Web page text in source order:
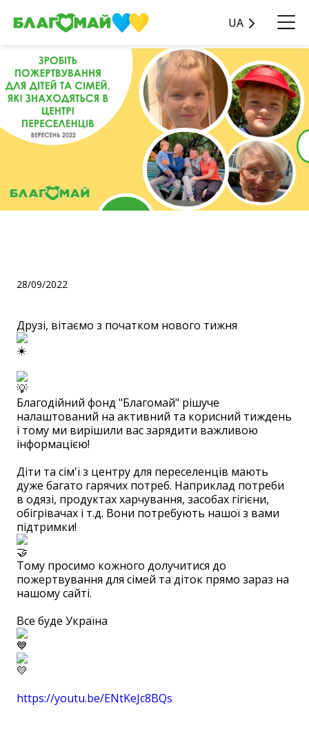
UA
28/09/2022
Друзі, вітаємо з початком нового тижня
Благодійний фонд "Благомай" рішуче
налаштований на активний та корисний тиждень
і тому ми вирішили вас зарядити важливою
інформацією!
Діти та сім'ї з центру для переселенців мають
дуже багато гарячих потреб. Наприклад потреби
в одязі, продуктах харчування, засобах гігієни,
обігрівачах і т.д. Вони потребують нашої з вами
підтримки!
Тому просимо кожного долучитися до
пожертвування для сімей та діток прямо зараз на
нашому сайті.
Все буде Україна
https://youtu.be/ENtKeJc8BQs